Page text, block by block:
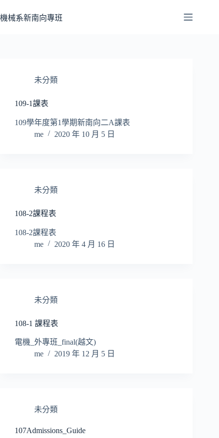
至
機械系新南向專班
未分類
109-1課表
109學年度第1學期新南向二A課表
me
2020 年 10 月 5 日
未分類
108-2課程表
108-2課程表
me
2020 年 4 月 16 日
未分類
108-1 課程表
電機_外專班_final(越文)
me
2019 年 12 月 5 日
未分類
107Admissions_Guide